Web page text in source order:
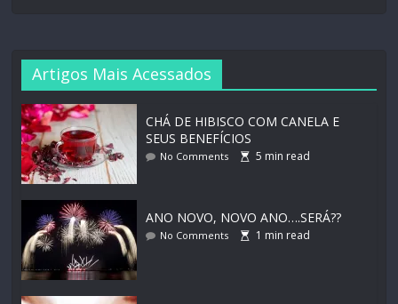
Artigos Mais Acessados
CHÁ DE HIBISCO COM CANELA E
SEUS BENEFÍCIOS
No Comments 5 min read
ANO NOVO, NOVO ANO….SERÁ??
No Comments 1 min read